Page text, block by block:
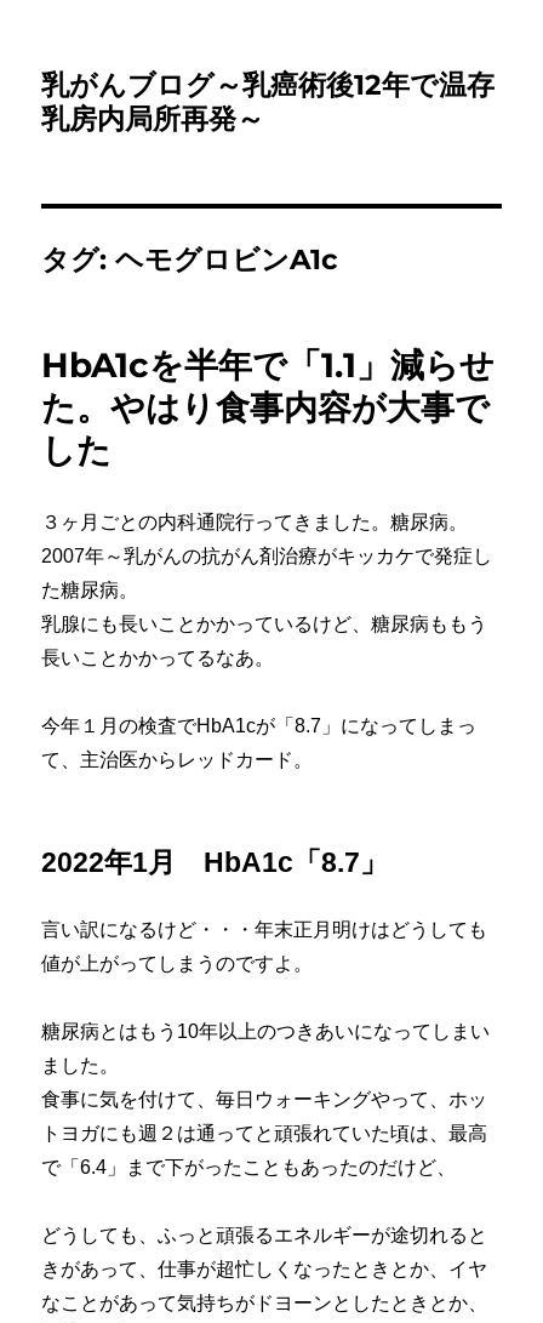
乳がんブログ～乳癌術後12年で温存
乳房内局所再発～
タグ:ヘモグロビンA1c
HbA1cを半年で「1.1」減らせ
た。やはり食事内容が大事で
した
３ヶ月ごとの内科通院行ってきました。糖尿病。
2007年～乳がんの抗がん剤治療がキッカケで発症し
た糖尿病。
乳腺にも長いことかかっているけど、糖尿病ももう
長いことかかってるなあ。
今年１月の検査でHbA1cが「8.7」になってしまっ
て、主治医からレッドカード。
2022年1月 HbA1c「8.7」
言い訳になるけど・・・年末正月明けはどうしても
値が上がってしまうのですよ。
糖尿病とはもう10年以上のつきあいになってしまい
ました。
食事に気を付けて、毎日ウォーキングやって、ホッ
トヨガにも週２は通ってと頑張れていた頃は、最高
で「6.4」まで下がったこともあったのだけど、
どうしても、ふっと頑張るエネルギーが途切れると
きがあって、仕事が超忙しくなったときとか、イヤ
なことがあって気持ちがドヨーンとしたときとか、